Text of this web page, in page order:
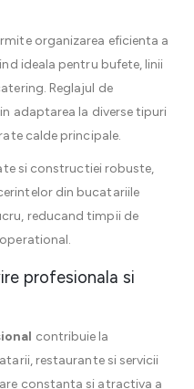
organizarea eficienta a
ideala pentru bufete, linii
Reglajul de
adaptarea la diverse tipuri
calde principale.
si constructiei robuste,
din bucatariile
reducand timpii de
profesionala si
contribuie la
restaurante si servicii
constanta si atractiva a